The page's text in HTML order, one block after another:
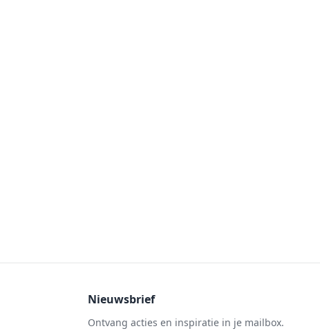
Nieuwsbrief
Ontvang acties en inspiratie in je mailbox.